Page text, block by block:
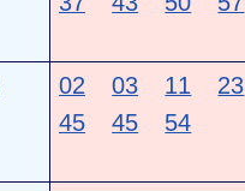
02 03 11 23
45
45 54